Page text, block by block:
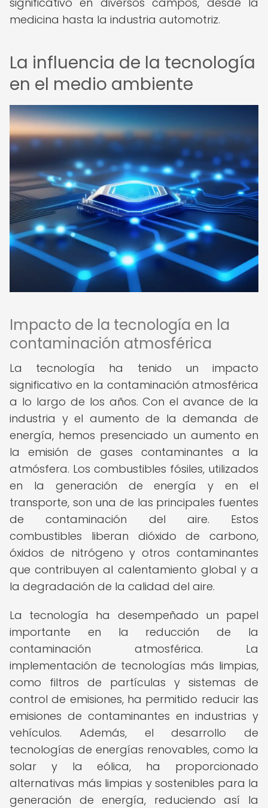
medicina hasta la industria automotriz.
La influencia de la tecnología
en el medio ambiente
Impacto de la tecnología en la
contaminación atmosférica
La tecnología ha tenido un impacto
significativo en la contaminación atmosférica
a lo largo de los años. Con el avance de la
industria y el aumento de la demanda de
energía, hemos presenciado un aumento en
la emisión de gases contaminantes a la
atmósfera. Los combustibles fósiles, utilizados
en la generación de energía y en el
transporte, son una de las principales fuentes
de contaminación del aire. Estos
combustibles liberan dióxido de carbono,
óxidos de nitrógeno y otros contaminantes
que contribuyen al calentamiento global y a
la degradación de la calidad del aire.
La tecnología ha desempeñado un papel
importante en la reducción de la
contaminación atmosférica. La
implementación de tecnologías más limpias,
como filtros de partículas y sistemas de
control de emisiones, ha permitido reducir las
emisiones de contaminantes en industrias y
vehículos. Además, el desarrollo de
tecnologías de energías renovables, como la
solar y la eólica, ha proporcionado
alternativas más limpias y sostenibles para la
generación de energía, reduciendo así la